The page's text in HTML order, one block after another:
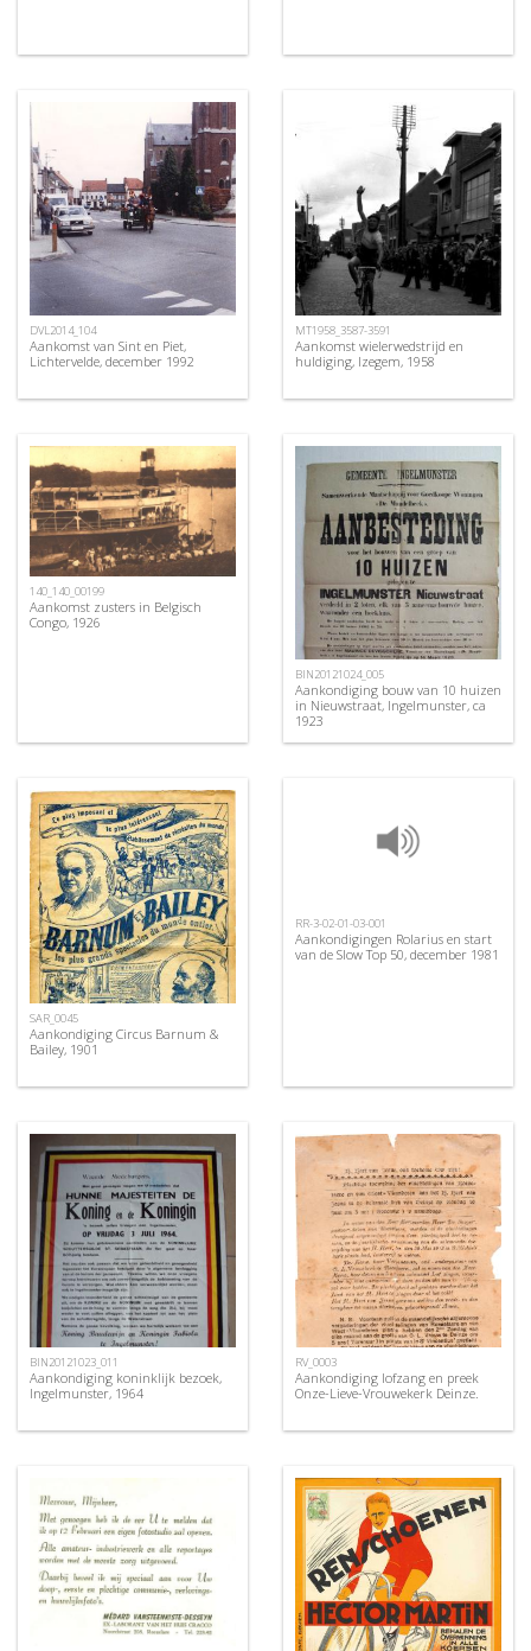
DVL2014_104
Aankomst van Sint en Piet,
Lichtervelde, december 1992
MT1958_3587-3591
Aankomst wielerwedstrijd en
huldiging, Izegem, 1958
140_140_00199
Aankomst zusters in Belgisch
Congo, 1926
BIN20121024_005
Aankondiging bouw van 10 huizen
in Nieuwstraat, Ingelmunster, ca
1923
SAR_0045
Aankondiging Circus Barnum &
Bailey, 1901
RR-3-02-01-03-001
Aankondigingen Rolarius en start
van de Slow Top 50, december 1981
BIN20121023_011
Aankondiging koninklijk bezoek,
Ingelmunster, 1964
RV_0003
Aankondiging lofzang en preek
Onze-Lieve-Vrouwekerk Deinze.